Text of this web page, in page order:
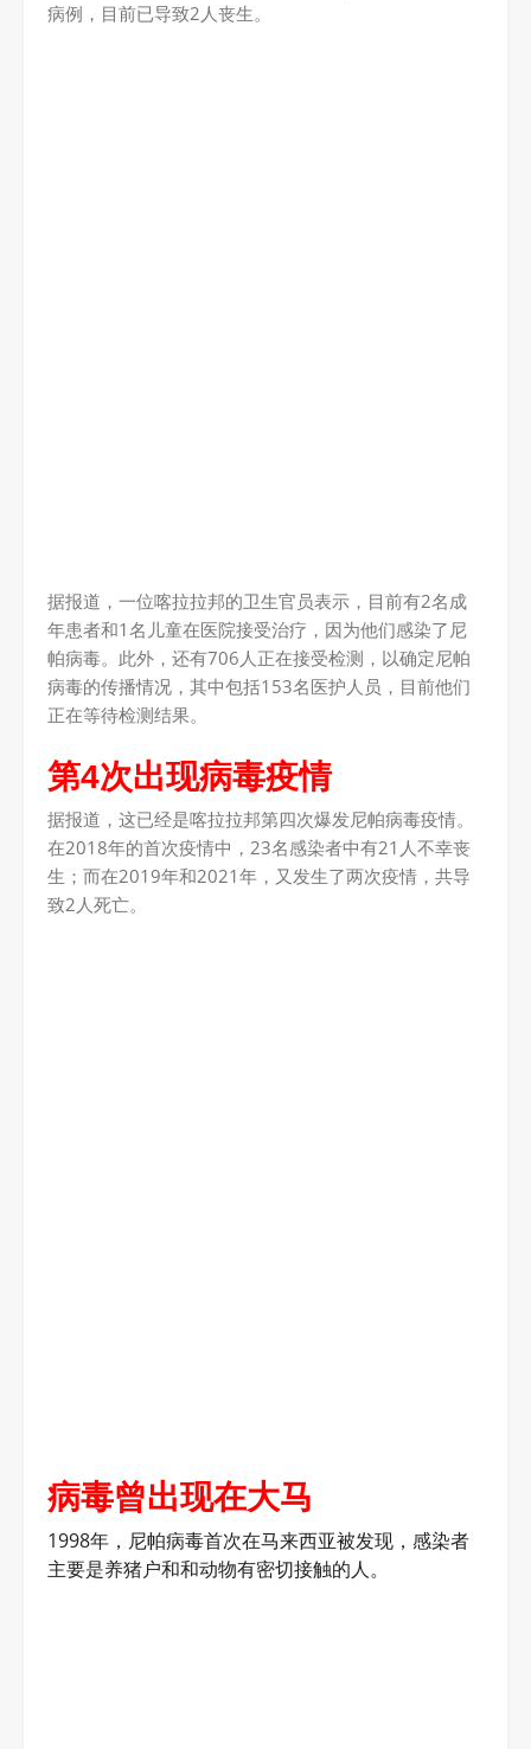
病例，目前已导致2人丧生。
据报道，一位喀拉拉邦的卫生官员表示，目前有2名成
年患者和1名儿童在医院接受治疗，因为他们感染了尼
帕病毒。此外，还有706人正在接受检测，以确定尼帕
病毒的传播情况，其中包括153名医护人员，目前他们
正在等待检测结果。
第4次出现病毒疫情
据报道，这已经是喀拉拉邦第四次爆发尼帕病毒疫情。
在2018年的首次疫情中，23名感染者中有21人不幸丧
生；而在2019年和2021年，又发生了两次疫情，共导
致2人死亡。
病毒曾出现在大马
1998年，尼帕病毒首次在马来西亚被发现，感染者
主要是养猪户和和动物有密切接触的人。